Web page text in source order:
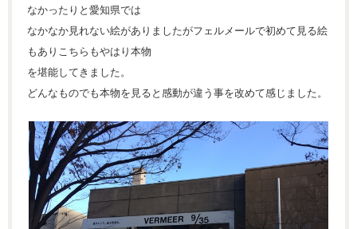
なかったりと愛知県では
なかなか見れない絵がありましたがフェルメールで初めて見る絵
もありこちらもやはり本物
を堪能してきました。
どんなものでも本物を見ると感動が違う事を改めて感じました。